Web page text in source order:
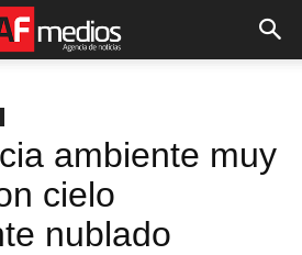
ambiente muy
cielo
nublado